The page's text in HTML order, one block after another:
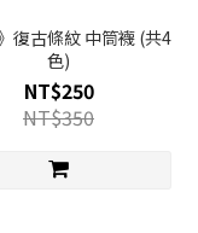
復古條紋 中筒襪 (共4
色)
NT$250
NT$350